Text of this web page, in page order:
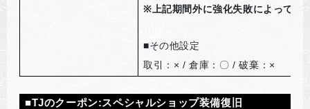
※ 上記期間外に強化失敗によって
■その他設定
取引：× / 倉庫：〇 / 破棄：×
■TJのクーポン:スペシャルショップ装備復旧